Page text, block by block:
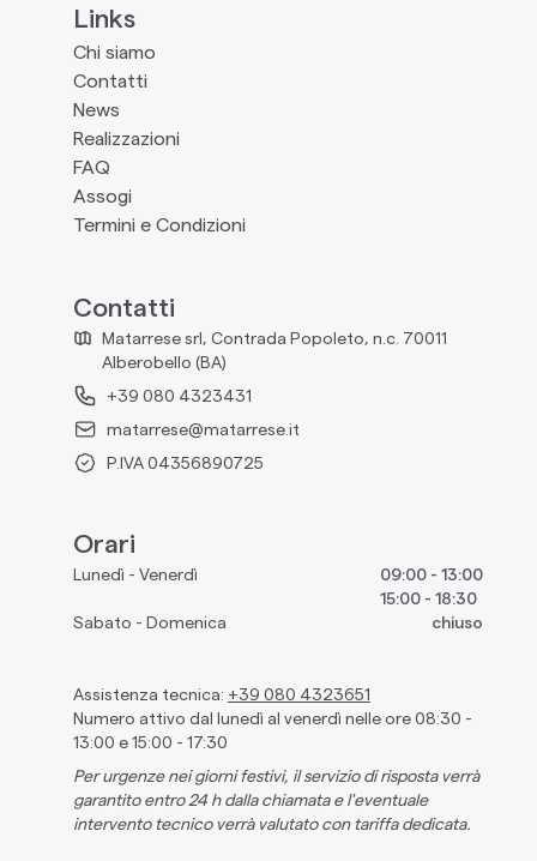
Links
Chi siamo
Contatti
News
Realizzazioni
FAQ
Assogi
Termini e Condizioni
Contatti
Matarrese srl, Contrada Popoleto, n.c. 70011
Alberobello (BA)
+39 080 4323431
matarrese@matarrese.it
P.IVA 04356890725
Orari
Lunedì - Venerdì
09:00 - 13:00
15:00 - 18:30
Sabato - Domenica
chiuso
Assistenza tecnica: +39 080 4323651
Numero attivo dal lunedì al venerdì nelle ore 08:30 -
13:00 e 15:00 - 17:30
Per urgenze nei giorni festivi, il servizio di risposta verrà
garantito entro 24 h dalla chiamata e l'eventuale
intervento tecnico verrà valutato con tariffa dedicata.